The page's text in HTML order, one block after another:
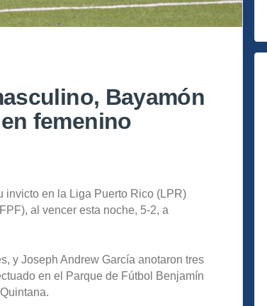
Bayamón
femenino
invicto en la Liga Puerto Rico (LPR)
al vencer esta noche, 5-2, a
y Joseph Andrew García anotaron tres
en el Parque de Fútbol Benjamín